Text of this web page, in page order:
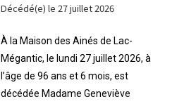
Décédé(e) le 27 juillet 2026
À la Maison des Ainés de Lac-
Mégantic, le lundi 27 juillet 2026, à
l’âge de 96 ans et 6 mois, est
décédée Madame Geneviève